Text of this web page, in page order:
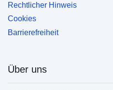
Rechtlicher Hinweis
Cookies
Barrierefreiheit
Über uns